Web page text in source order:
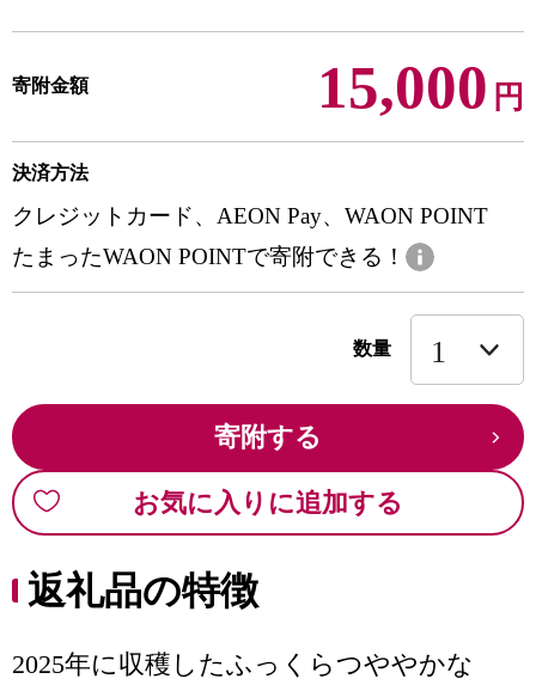
寄附金額 15,000 円
決済方法
クレジットカード、AEON Pay、WAON POINT
たまったWAON POINTで寄附できる！
数量
寄附する
お気に入りに追加する
返礼品の特徴
2025年に収穫したふっくらつややかな